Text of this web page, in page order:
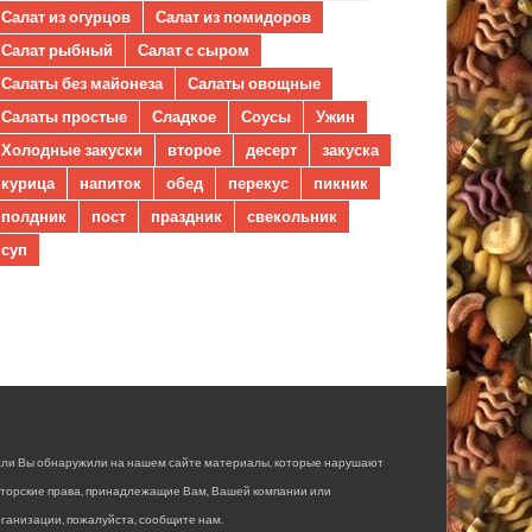
Салат из огурцов
Салат из помидоров
Салат рыбный
Салат с сыром
Салаты без майонеза
Салаты овощные
Салаты простые
Сладкое Соусы
Ужин
Холодные закуски
второе десерт
закуска
курица
напиток обед перекус
пикник
полдник
пост праздник
свекольник
суп
Вы обнаружили на нашем сайте материалы, которые нарушают
права, принадлежащие Вам, Вашей компании или
пожалуйста, сообщите нам.